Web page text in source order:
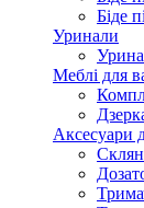
Біде
Уринали
Меблі для
Аксесуари